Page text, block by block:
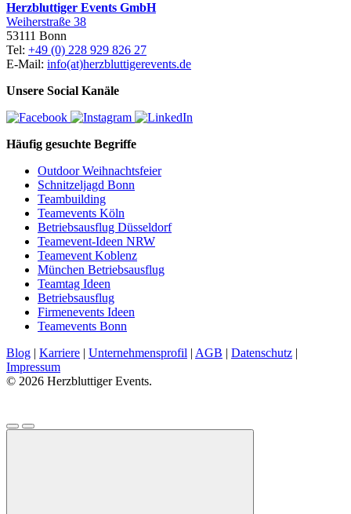
Herzbluttiger Events GmbH
Weiherstraße 38
53111 Bonn
Tel: +49 (0) 228 929 826 27
E-Mail: info(at)herzbluttigerevents.de
Unsere Social Kanäle
Häufig gesuchte Begriffe
Outdoor Weihnachtsfeier
Schnitzeljagd Bonn
Teambuilding
Teamevents Köln
Betriebsausflug Düsseldorf
Teamevent-Ideen NRW
Teamevent Koblenz
München Betriebsausflug
Teamtag Ideen
Betriebsausflug
Firmenevents Ideen
Teamevents Bonn
Blog | Karriere | Unternehmensprofil | AGB | Datenschutz |
Impressum
© 2026 Herzbluttiger Events.